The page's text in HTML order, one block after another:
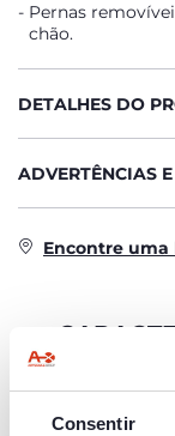
Consentir
Pernas
chão.
DETALHES DO
ADVERTÊNCIAS
Encontre uma